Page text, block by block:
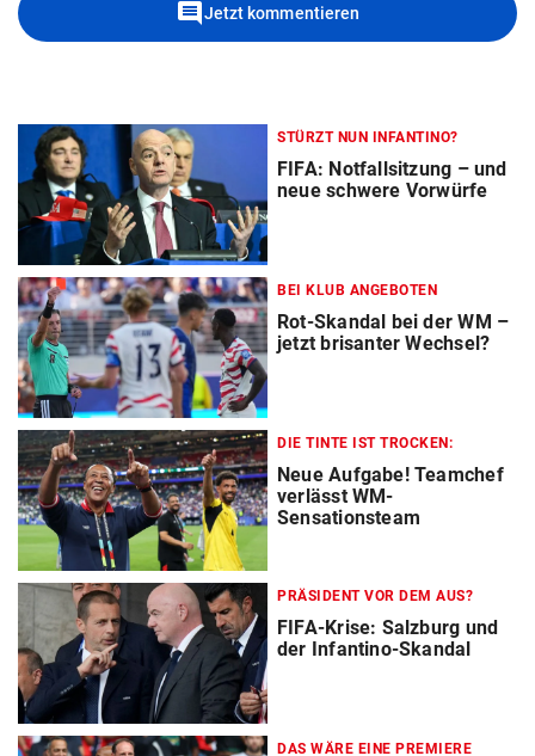
commentJetzt kommentieren
STÜRZT NUN INFANTINO?
FIFA: Notfallsitzung – und
neue schwere Vorwürfe
BEI KLUB ANGEBOTEN
Rot-Skandal bei der WM –
jetzt brisanter Wechsel?
DIE TINTE IST TROCKEN:
Neue Aufgabe! Teamchef
verlässt WM-
Sensationsteam
PRÄSIDENT VOR DEM AUS?
FIFA-Krise: Salzburg und
der Infantino-Skandal
DAS WÄRE EINE PREMIERE